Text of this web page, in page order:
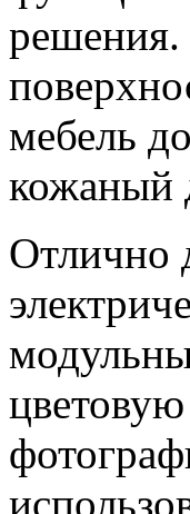
решения.
мебель
кожаный
Отлично